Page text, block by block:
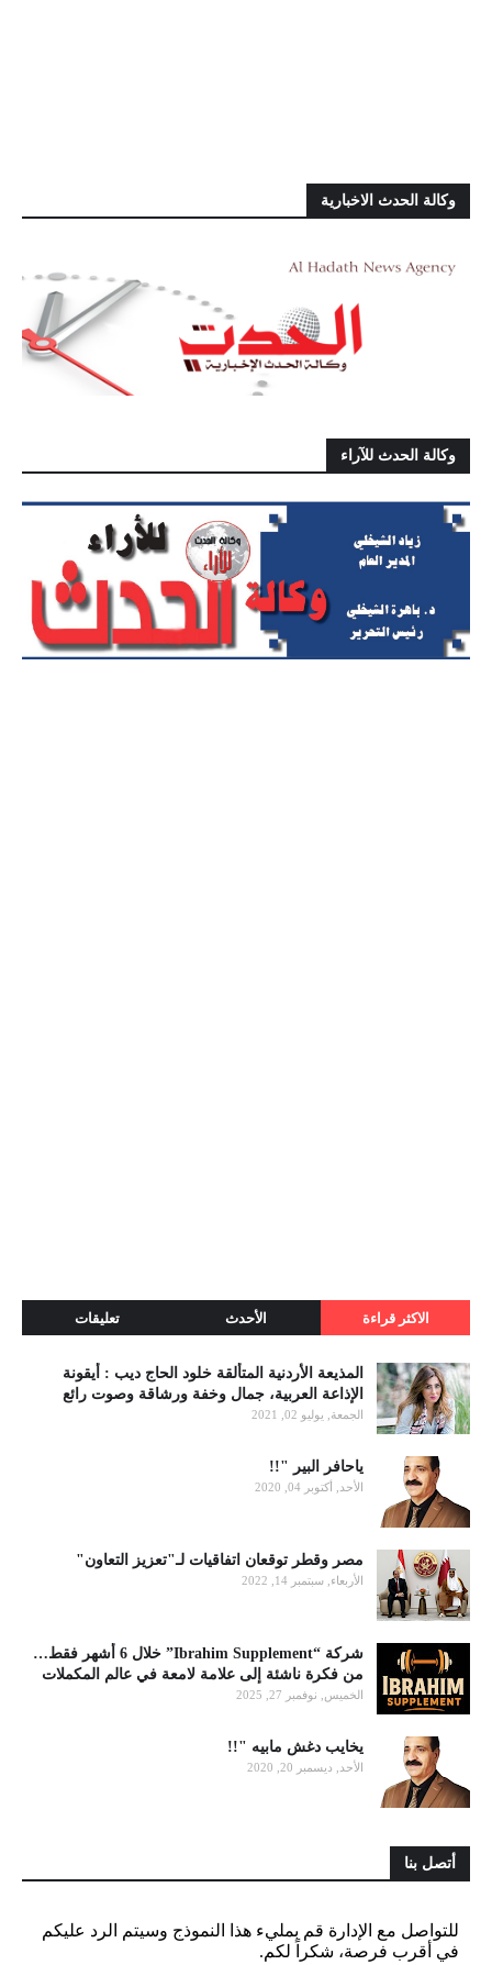
وكالة الحدث الاخبارية
وكالة الحدث للآراء
الاكثر قراءة الأحدث تعليقات
المذيعة الأردنية المتألقة خلود الحاج ديب : أيقونة
الإذاعة العربية، جمال وخفة ورشاقة وصوت رائع
الجمعة, يوليو 02, 2021
ياحافر البير "!!
الأحد, أكتوبر 04, 2020
مصر وقطر توقعان اتفاقيات لـ"تعزيز التعاون"
الأربعاء, سبتمبر 14, 2022
شركة “Ibrahim Supplement” خلال 6 أشهر فقط…
من فكرة ناشئة إلى علامة لامعة في عالم المكملات
الخميس, نوفمبر 27, 2025
يخايب دغش مابيه "!!
الأحد, ديسمبر 20, 2020
أتصل بنا
للتواصل مع الإدارة قم بمليء هذا النموذج وسيتم الرد عليكم
في أقرب فرصة، شكراً لكم.